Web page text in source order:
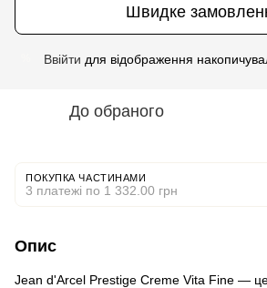
Швидке
Ввійти для відображення
До обраного
ПОКУПКА ЧАСТИНАМИ
3 платежі по 1 332.00 грн
Опис
Jean d'Arcel Prestige Creme Vita Fine —